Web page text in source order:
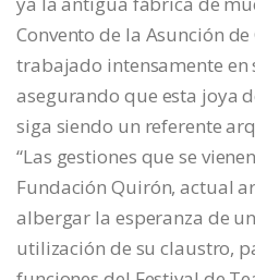
Convento de la Asunción de
trabajado intensamente en
asegurando que esta joya
siga siendo un referente
“Las gestiones que se
Fundación Quirón, actual
albergar la esperanza de
utilización de su claustro,